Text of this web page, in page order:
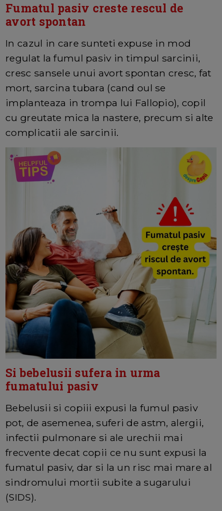
Fumatul pasiv creste rescul de
avort spontan
In cazul in care sunteti expuse in mod
regulat la fumul pasiv in timpul sarcinii,
cresc sansele unui avort spontan cresc, fat
mort, sarcina tubara (cand oul se
implanteaza in trompa lui Fallopio), copil
cu greutate mica la nastere, precum si alte
complicatii ale sarcinii.
Si bebelusii sufera in urma
fumatului pasiv
Bebelusii si copiii expusi la fumul pasiv
pot, de asemenea, suferi de astm, alergii,
infectii pulmonare si ale urechii mai
frecvente decat copii ce nu sunt expusi la
fumatul pasiv, dar si la un risc mai mare al
sindromului mortii subite a sugarului
(SIDS).